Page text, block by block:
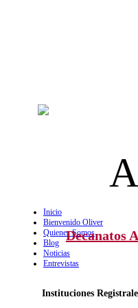
Inicio
Bienvenido Oliver
Quienes Somos
Blog
Noticias
Entrevistas
Decanatos
Instituciones